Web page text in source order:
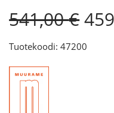
541,00€
was:
Tuotekoodi: 47200